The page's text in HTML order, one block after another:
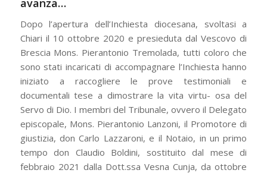
avanza…
Dopo l’apertura dell’Inchiesta diocesana, svoltasi a
Chiari il 10 ottobre 2020 e presieduta dal Vescovo di
Brescia Mons. Pierantonio Tremolada, tutti coloro che
sono stati incaricati di accompagnare l’Inchiesta hanno
iniziato a raccogliere le prove testimoniali e
documentali tese a dimostrare la vita virtu- osa del
Servo di Dio. I membri del Tribunale, ovvero il Delegato
episcopale, Mons. Pierantonio Lanzoni, il Promotore di
giustizia, don Carlo Lazzaroni, e il Notaio, in un primo
tempo don Claudio Boldini, sostituito dal mese di
febbraio 2021 dalla Dott.ssa Vesna Cunja, da ottobre